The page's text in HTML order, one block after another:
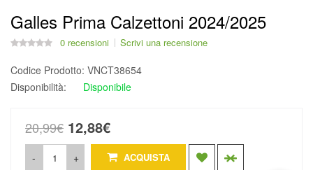
Galles Prima Calzettoni 2024/2025
0 recensioni Scrivi una recensione
Codice Prodotto: VNCT38654
Disponibilità:
Disponibile
20,99€ 12,88€
- + ACQUISTA